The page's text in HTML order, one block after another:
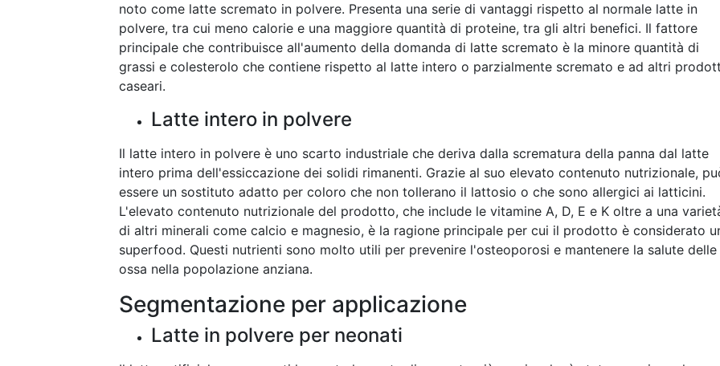
noto come latte scremato in polvere. Presenta una serie di vantaggi rispetto al normale latte in
polvere, tra cui meno calorie e una maggiore quantità di proteine, tra gli altri benefici. Il fattore
principale che contribuisce all'aumento della domanda di latte scremato è la minore quantità di
grassi e colesterolo che contiene rispetto al latte intero o parzialmente scremato e ad altri
caseari.
Latte intero in polvere
Il latte intero in polvere è uno scarto industriale che deriva dalla scrematura della panna dal latte
intero prima dell'essiccazione dei solidi rimanenti. Grazie al suo elevato contenuto nutrizionale,
essere un sostituto adatto per coloro che non tollerano il lattosio o che sono allergici ai latticini.
L'elevato contenuto nutrizionale del prodotto, che include le vitamine A, D, E e K oltre a una
di altri minerali come calcio e magnesio, è la ragione principale per cui il prodotto è considerato
superfood. Questi nutrienti sono molto utili per prevenire l'osteoporosi e mantenere la salute delle
ossa nella popolazione anziana.
Segmentazione per applicazione
Latte in polvere per neonati